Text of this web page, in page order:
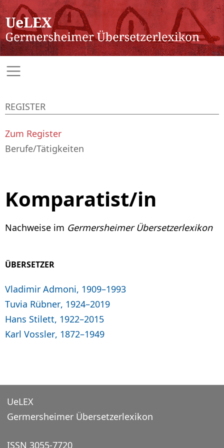
Komparatist/in
Nachweise im Germersheimer Übersetzerlexikon
ÜBERSETZER
Vladimir Admoni, 1909–1993
Tuvia Rübner, 1924–2019
Hans Stilett, 1922–2015
Karl Vossler, 1872–1949
REGISTER
Zum Register
Berufe/Tätigkeiten
UeLEX
Germersheimer Übersetzerlexikon
ISSN 3055-7720